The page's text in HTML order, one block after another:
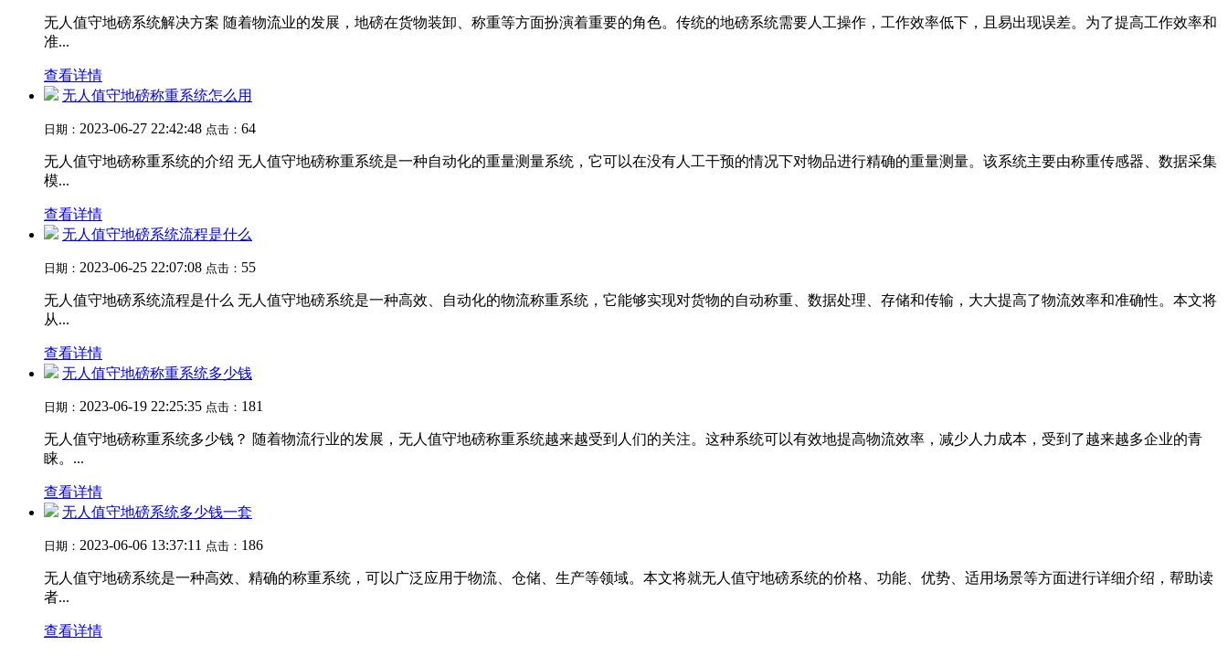
无人值守地磅系统解决方案 随着物流业的发展，地磅在货物装卸、称重等方面扮演着重要的角色。传统的地磅系统需要人工操作，工作效率低下，且易出现误差。为了提高工作效率和
准...
查看详情
无人值守地磅称重系统怎么用
日期： 2023-06-27 22:42:48 点击： 64
无人值守地磅称重系统的介绍 无人值守地磅称重系统是一种自动化的重量测量系统，它可以在没有人工干预的情况下对物品进行精确的重量测量。该系统主要由称重传感器、数据采集
模...
查看详情
无人值守地磅系统流程是什么
日期： 2023-06-25 22:07:08 点击： 55
无人值守地磅系统流程是什么 无人值守地磅系统是一种高效、自动化的物流称重系统，它能够实现对货物的自动称重、数据处理、存储和传输，大大提高了物流效率和准确性。本文将
从...
查看详情
无人值守地磅称重系统多少钱
日期： 2023-06-19 22:25:35 点击： 181
无人值守地磅称重系统多少钱？ 随着物流行业的发展，无人值守地磅称重系统越来越受到人们的关注。这种系统可以有效地提高物流效率，减少人力成本，受到了越来越多企业的青
睐。...
查看详情
无人值守地磅系统多少钱一套
日期： 2023-06-06 13:37:11 点击： 186
无人值守地磅系统是一种高效、精确的称重系统，可以广泛应用于物流、仓储、生产等领域。本文将就无人值守地磅系统的价格、功能、优势、适用场景等方面进行详细介绍，帮助读
者...
查看详情